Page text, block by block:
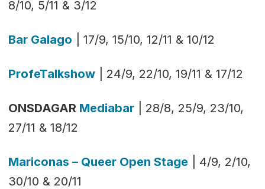
8/10, 5/11 & 3/12
Bar Galago | 17/9, 15/10, 12/11 & 10/12
ProfeTalkshow| 24/9, 22/10, 19/11 & 17/12
ONSDAGAR Mediabar| 28/8, 25/9, 23/10,
27/11 & 18/12
Mariconas – Queer Open Stage | 4/9, 2/10,
30/10 & 20/11